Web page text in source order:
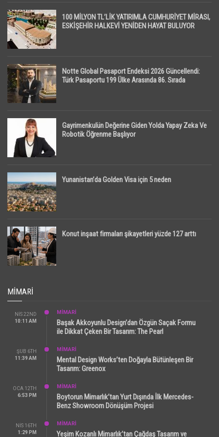
100 MİLYON TL’LİK YATIRIMLA CUMHURİYET MİRASI,
ESKİŞEHİR HALKEVİ YENİDEN HAYAT BULUYOR
Notte Global Pasaport Endeksi 2026 Güncellendi:
Türk Pasaportu 199 Ülke Arasında 86. Sırada
Gayrimenkulün Değerine Giden Yolda Yapay Zeka Ve
Robotik Öğrenme Başlıyor
Yunanistan’da Golden Visa için 5 neden
Konut inşaat firmaları şikayetleri yüzde 127 arttı
MIMARI
NIS 22ND
10:11 AM
MİMARİ
Başak Akkoyunlu Design’dan Özgün Saçak Formu
ile Dikkat Çeken Bir Tasarım: The Pearl
ŞUB 6TH
11:39 AM
MİMARİ
Mental Design Works’ten Doğayla Bütünleşen Bir
Tasarım: Greenox
OCA 12TH
6:53 PM
MİMARİ
Boytorun Mimarlık’tan Yurt Dışında İlk Mercedes-
Benz Showroom Dönüşüm Projesi
NIS 16TH
1:29 PM
MİMARİ
Yeşim Kozanlı Mimarlık’tan Çağdaş Tasarım ve